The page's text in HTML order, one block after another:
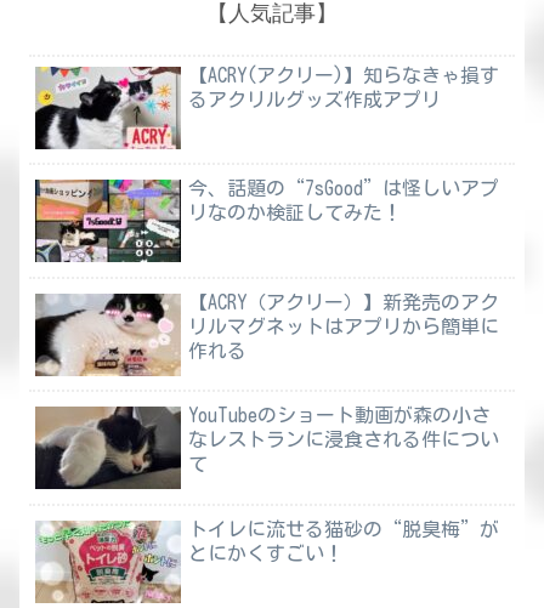
【人気記事】
【ACRY(アクリー)】知らなきゃ損す
るアクリルグッズ作成アプリ
今、話題の“7sGood”は怪しいアプ
リなのか検証してみた！
【ACRY（アクリー）】新発売のアク
リルマグネットはアプリから簡単に
作れる
YouTubeのショート動画が森の小さ
なレストランに浸食される件につい
て
トイレに流せる猫砂の“脱臭梅”が
とにかくすごい！